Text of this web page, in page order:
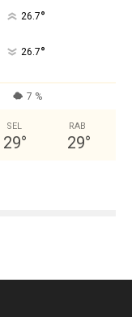
26.7°
26.7°
7 %
SEL
29°
RAB
29°